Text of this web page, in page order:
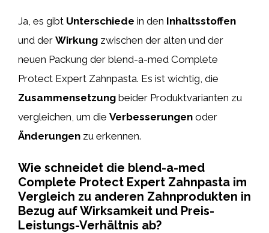
Ja, es gibt Unterschiede in den Inhaltsstoffen
und der Wirkung zwischen der alten und der
neuen Packung der blend-a-med Complete
Protect Expert Zahnpasta. Es ist wichtig, die
Zusammensetzung beider Produktvarianten zu
vergleichen, um die Verbesserungen oder
Änderungen zu erkennen.
Wie schneidet die blend-a-med
Complete Protect Expert Zahnpasta im
Vergleich zu anderen Zahnprodukten in
Bezug auf Wirksamkeit und Preis-
Leistungs-Verhältnis ab?